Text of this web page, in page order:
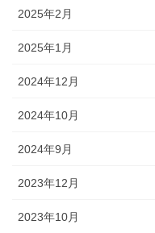
2025年2月
2025年1月
2024年12月
2024年10月
2024年9月
2023年12月
2023年10月